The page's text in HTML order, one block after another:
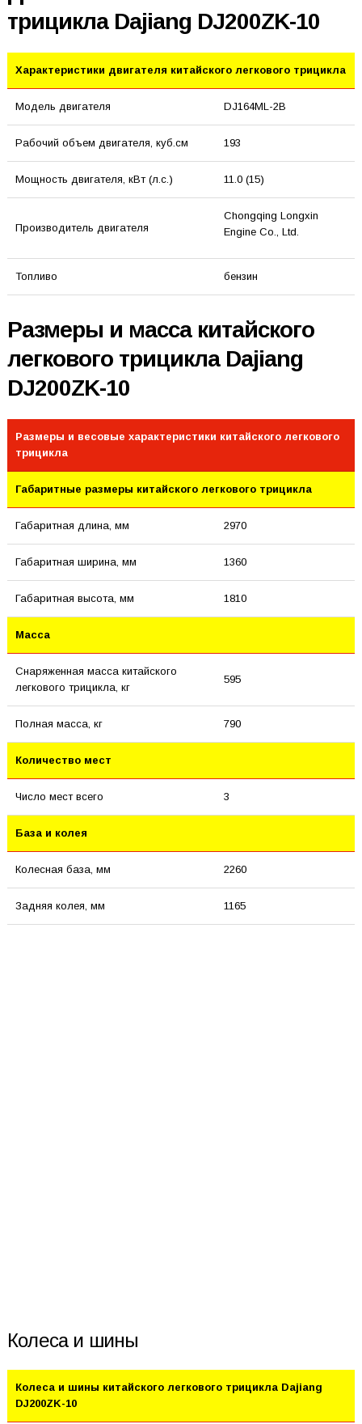
трицикла Dajiang DJ200ZK-10
Характеристики двигателя китайского легкового трицикла
Модель двигателя DJ164ML-2B
Рабочий объем двигателя, куб.см 193
Мощность двигателя, кВт (л.с.) 11.0 (15)
Производитель двигателя
Chongqing Longxin
Engine Co., Ltd.
Топливо бензин
Размеры и масса китайского
легкового трицикла Dajiang
DJ200ZK-10
Размеры и весовые характеристики китайского легкового
трицикла
Габаритные размеры китайского легкового трицикла
Габаритная длина, мм 2970
Габаритная ширина, мм 1360
Габаритная высота, мм 1810
Масса
Снаряженная масса китайского
легкового трицикла, кг
595
Полная масса, кг 790
Количество мест
Число мест всего 3
База и колея
Колесная база, мм 2260
Задняя колея, мм 1165
Колеса и шины
Колеса и шины китайского легкового трицикла Dajiang
DJ200ZK-10